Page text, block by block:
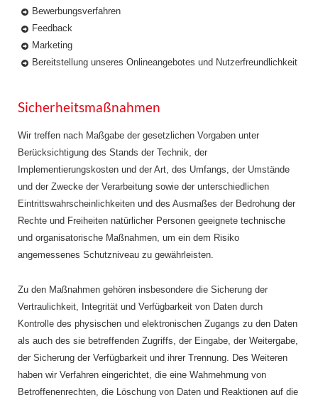
Bewerbungsverfahren
Feedback
Marketing
Bereitstellung unseres Onlineangebotes und Nutzerfreundlichkeit
Sicherheitsmaßnahmen
Wir treffen nach Maßgabe der gesetzlichen Vorgaben unter
Berücksichtigung des Stands der Technik, der
Implementierungskosten und der Art, des Umfangs, der Umstände
und der Zwecke der Verarbeitung sowie der unterschiedlichen
Eintrittswahrscheinlichkeiten und des Ausmaßes der Bedrohung der
Rechte und Freiheiten natürlicher Personen geeignete technische
und organisatorische Maßnahmen, um ein dem Risiko
angemessenes Schutzniveau zu gewährleisten.
Zu den Maßnahmen gehören insbesondere die Sicherung der
Vertraulichkeit, Integrität und Verfügbarkeit von Daten durch
Kontrolle des physischen und elektronischen Zugangs zu den Daten
als auch des sie betreffenden Zugriffs, der Eingabe, der Weitergabe,
der Sicherung der Verfügbarkeit und ihrer Trennung. Des Weiteren
haben wir Verfahren eingerichtet, die eine Wahrnehmung von
Betroffenenrechten, die Löschung von Daten und Reaktionen auf die